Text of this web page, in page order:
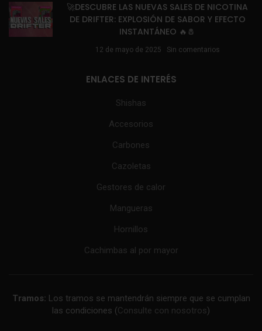
🚀DESCUBRE LAS NUEVAS SALES DE NICOTINA
DE DRIFTER: EXPLOSIÓN DE SABOR Y EFECTO
INSTANTÁNEO 🔥🧂
12 de mayo de 2025 Sin comentarios
ENLACES DE INTERÉS
Shishas
Accesorios
Carbones
Cazoletas
Gestores de calor
Mangueras
Hornillos
Cachimbas al por mayor
Tramos: Los tramos se mantendrán siempre que se cumplan
las condiciones (Consulte con nosotros)